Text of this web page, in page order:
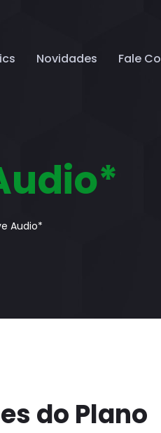
Novidades Fale
Audio*
do Plano